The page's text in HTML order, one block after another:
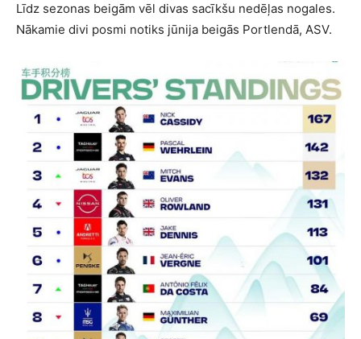
Līdz sezonas beigām vēl divas sacīkšu nedēļas nogales.
Nākamie divi posmi notiks jūnija beigās Portlendā, ASV.